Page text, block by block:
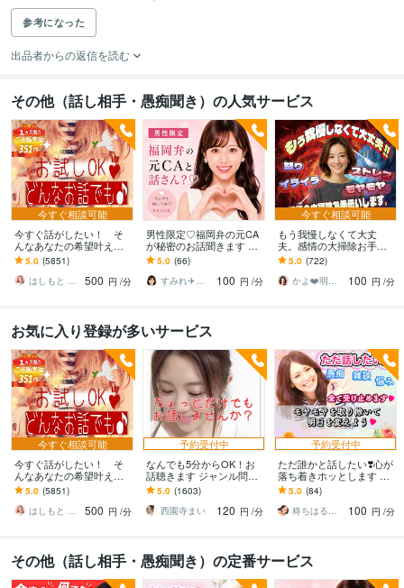
参考になった
出品者からの返信を読む
その他（話し相手・愚痴聞き）の人気サービス
今すぐ相談可能
今すぐ話がしたい！ そ
んなあなたの希望叶えま
す 今日あったことから深
刻な悩みまで☆何でも打
ち明けてください。
5.0 (5851)
はしもと ゆっこ♡救急こころの相談室
500 円 /分
男性限定♡福岡弁の元CA
が秘密のお話聞きます 雑
談・趣味・恋愛・性の悩
みなど…な〜んでも聞く
けんね！
5.0 (66)
すみれ✈️福岡弁の元CA
100 円 /分
今すぐ相談可能
もう我慢しなくて大丈
夫。感情の大掃除お手伝
いします 怒り/イライラ/モ
ヤモヤ/ストレス/焦り/感情
爆発/本音
5.0 (722)
かよ❤️明日が少し楽しみになる場所
100 円 /分
お気に入り登録が多いサービス
今すぐ相談可能
今すぐ話がしたい！ そ
んなあなたの希望叶えま
す 今日あったことから深
刻な悩みまで☆何でも打
ち明けてください。
5.0 (5851)
はしもと ゆっこ♡救急こころの相談室
500 円 /分
予約受付中
なんでも5分からOK！お
話聴きます ジャンル問わ
ずただちょっとだけ誰か
と話したい人待ってます♪
5.0 (1603)
西園寺まい
120 円 /分
予約受付中
ただ誰かと話したい❣️心が
落ち着きホッとします い
ますぐ話す/雑談/愚痴/何で
も/結婚/恋愛/悩み/繊細
5.0 (84)
柊ちはる❤️主婦のお悩み相談Room❤️
100 円 /分
その他（話し相手・愚痴聞き）の定番サービス